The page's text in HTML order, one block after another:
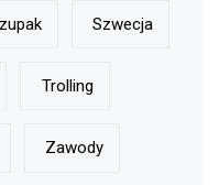
Szwecja
Trolling
Zawody